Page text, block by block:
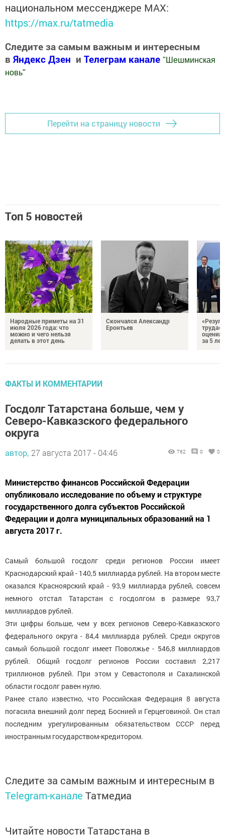
национальном мессенджере MАХ:
https://max.ru/tatmedia
Следите за самым важным и интересным
в Яндекс Дзен и Телеграм канале " Шешминская
новь"
Перейти на страницу новости
Топ 5 новостей
Народные приметы на 31
июля 2026 года: что
можно и чего нельзя
делать в этот день
Скончался Александр
Еронтьев
за 5 лет
ФАКТЫ И КОММЕНТАРИИ
Госдолг Татарстана больше, чем у
Северо-Кавказского федерального
округа
автор, 27 августа 2017 - 04:46 762 0 0
Министерство финансов Российской Федерации
опубликовало исследование по объему и структуре
государственного долга субъектов Российской
Федерации и долга муниципальных образований на 1
августа 2017 г.
Самый большой госдолг среди регионов России имеет
Краснодарский край - 140,5 миллиарда рублей. На втором месте
оказался Красноярский край - 93,9 миллиарда рублей, совсем
немного отстал Татарстан с госдолгом в размере 93,7
миллиардов рублей.
Эти цифры больше, чем у всех регионов Северо-Кавказского
федерального округа - 84,4 миллиарда рублей. Среди округов
самый большой госдолг имеет Поволжье - 546,8 миллиардов
рублей. Общий госдолг регионов России составил 2,217
триллионов рублей. При этом у Севастополя и Сахалинской
области госдолг равен нулю.
Ранее стало известно, что Российская Федерация 8 августа
погасила внешний долг перед Боснией и Герцеговиной. Он стал
последним урегулированным обязательством СССР перед
иностранным государством-кредитором.
Следите за самым важным и интересным в
Telegram-канале Татмедиа
Читайте новости Татарстана в